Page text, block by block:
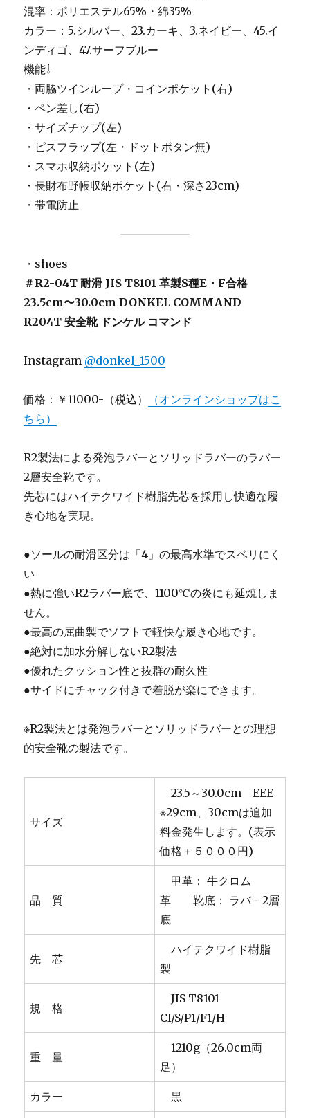
混率：ポリエステル65%・綿35%
カラー：5.シルバー、23.カーキ、3.ネイビー、45.イ
ンディゴ、47.サーフブルー
機能⇩
・両脇ツインループ・コインポケット(右)
・ペン差し(右)
・サイズチップ(左)
・ピスフラップ(左・ドットボタン無)
・スマホ収納ポケット(左)
・長財布野帳収納ポケット(右・深さ23cm)
・帯電防止
・shoes
＃R2-04T 耐滑 JIS T8101 革製S種E・F合格
23.5cm〜30.0cm DONKEL COMMAND
R204T 安全靴 ドンケル コマンド
Instagram @donkel_1500
価格：￥11000-（税込）
（オンラインショップはこ
ちら）
R2製法による発泡ラバーとソリッドラバーのラバー
2層安全靴です。
先芯にはハイテクワイド樹脂先芯を採用し快適な履
き心地を実現。
●ソールの耐滑区分は「4」の最高水準でスベリにく
い
●熱に強いR2ラバー底で、1100℃の炎にも延焼しま
せん。
●最高の屈曲製でソフトで軽快な履き心地です。
●絶対に加水分解しないR2製法
●優れたクッション性と抜群の耐久性
●サイドにチャック付きで着脱が楽にできます。
※R2製法とは発泡ラバーとソリッドラバーとの理想
的安全靴の製法です。
サイズ
23.5～30.0cm EEE
※29cm、30cmは追加
料金発生します。(表示
価格＋５０００円)
品 質
甲革： 牛クロム
革 靴底： ラバ－2層
底
先 芯
ハイテクワイド樹脂
製
規 格
JIS T8101
CI/S/P1/F1/H
重 量
1210g（26.0cm両
足）
カラー 黒